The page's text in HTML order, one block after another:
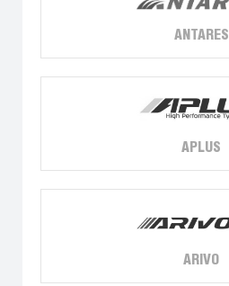
ANTARES
APLUS
ARIVO